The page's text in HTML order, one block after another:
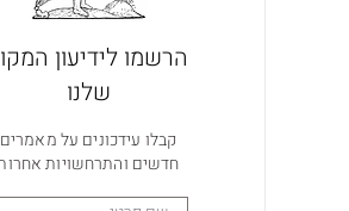
הרשמו לידיעון
שלנו
קבלו עידכונים על מאמרים
חדשים והתרחשויות